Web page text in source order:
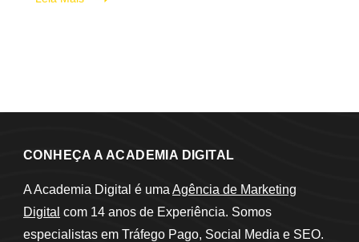
CONHEÇA A ACADEMIA DIGITAL
A Academia Digital é uma Agência de Marketing
Digital com 14 anos de Experiência. Somos
especialistas em Tráfego Pago, Social Media e SEO.